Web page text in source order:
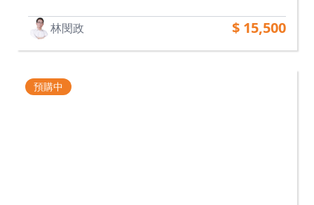
林閔政 $ 15,500
預購中